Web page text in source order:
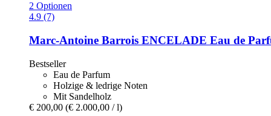
2 Optionen
4.9 (7)
Marc-Antoine Barrois ENCELADE Eau de
Bestseller
Eau de Parfum
Holzige & ledrige Noten
Mit Sandelholz
€ 200,00 (€ 2.000,00 / l)